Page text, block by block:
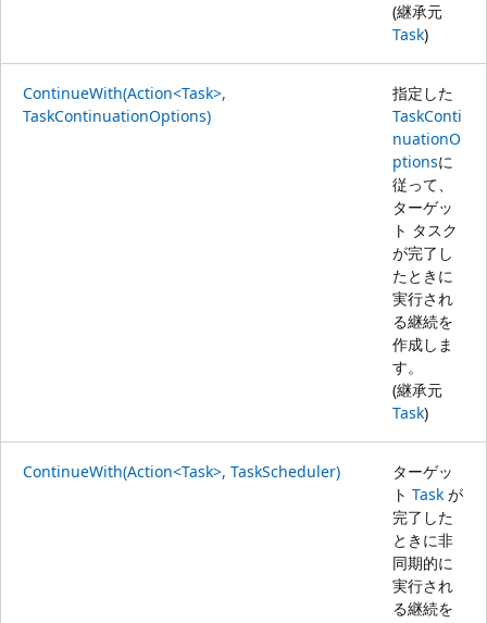
(継承元
Task)
ContinueWith(Action<Task>,
TaskContinuationOptions)
指定した
TaskConti
nuationO
ptionsに
従って、
ターゲッ
ト タスク
が完了し
たときに
実行され
る継続を
作成しま
す。
(継承元
Task)
ContinueWith(Action<Task>, TaskScheduler)
ターゲッ
ト Task が
完了した
ときに非
同期的に
実行され
る継続を